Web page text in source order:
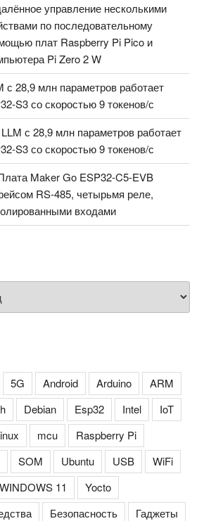
управление несколькими
по последовательному
плат Raspberry Pi Pico и
Pi Zero 2 W
с 28,9 млн параметров работает
S3 со скоростью 9 токенов/с
LLM с 28,9 млн параметров работает
S3 со скоростью 9 токенов/с
Maker Go ESP32-C5-EVB
RS-485, четырьмя реле,
входами
5G Android Arduino
ARM
Debian Esp32 Intel
IoT
mcu
Raspberry Pi
SOM Ubuntu USB
WiFi
WINDOWS 11
Yocto
Безопасность
Гаджеты